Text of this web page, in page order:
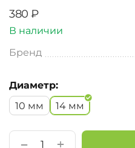
‍380‍ ₽
В наличии
Бренд
Диаметр:
10 мм
14 мм
+
−